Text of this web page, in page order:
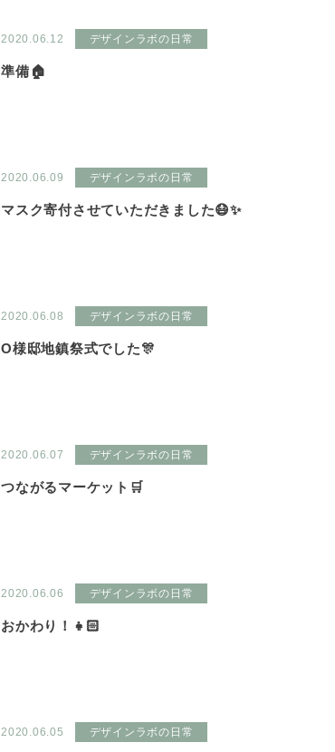
2020.06.12 デザインラボの日常
準備🏠
2020.06.09 デザインラボの日常
マスク寄付させていただきました😷✨
2020.06.08 デザインラボの日常
O様邸地鎮祭式でした🎊
2020.06.07 デザインラボの日常
つながるマーケット🛒
2020.06.06 デザインラボの日常
おかわり！👧🏻
2020.06.05 デザインラボの日常